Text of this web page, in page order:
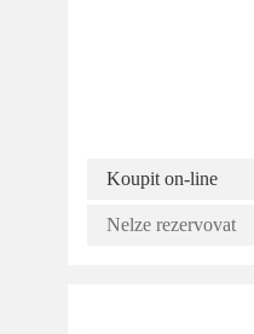
Koupit on-line
Nelze rezervovat